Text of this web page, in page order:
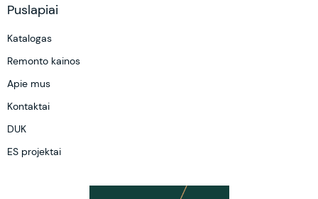
Puslapiai
Katalogas
Remonto kainos
Apie mus
Kontaktai
DUK
ES projektai